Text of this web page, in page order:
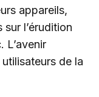
appareils,
l’érudition
L’avenir
de la